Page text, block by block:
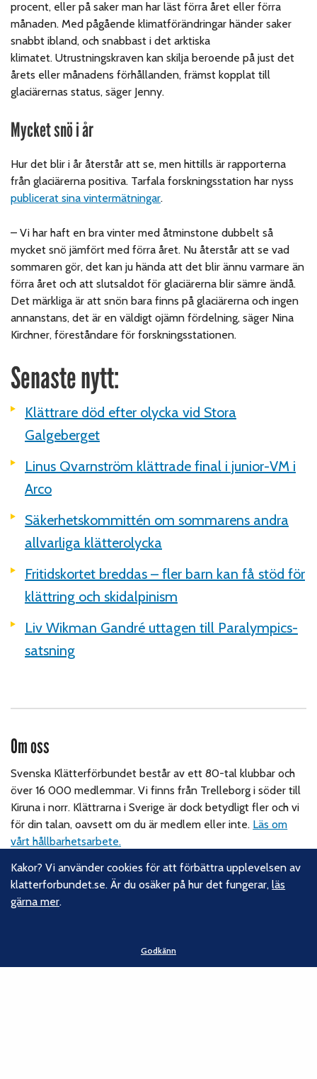
procent, eller på saker man har läst förra året eller förra
månaden. Med pågående klimatförändringar händer saker
snabbt ibland, och snabbast i det arktiska
klimatet. Utrustningskraven kan skilja beroende på just det
årets eller månadens förhållanden, främst kopplat till
glaciärernas status, säger Jenny.
Mycket snö i år
Hur det blir i år återstår att se, men hittills är rapporterna
från glaciärerna positiva. Tarfala forskningsstation har nyss
publicerat sina vintermätningar.
– Vi har haft en bra vinter med åtminstone dubbelt så
mycket snö jämfört med förra året. Nu återstår att se vad
sommaren gör, det kan ju hända att det blir ännu varmare än
förra året och att slutsaldot för glaciärerna blir sämre ändå.
Det märkliga är att snön bara finns på glaciärerna och ingen
annanstans, det är en väldigt ojämn fördelning, säger Nina
Kirchner, föreståndare för forskningsstationen.
Senaste nytt:
Klättrare död efter olycka vid Stora
Galgeberget
Linus Qvarnström klättrade final i junior-VM i
Arco
Säkerhetskommittén om sommarens andra
allvarliga klätterolycka
Fritidskortet breddas – fler barn kan få stöd för
klättring och skidalpinism
Liv Wikman Gandré uttagen till Paralympics-
satsning
Om oss
Svenska Klätterförbundet består av ett 80-tal klubbar och
över 16 000 medlemmar. Vi finns från Trelleborg i söder till
Kiruna i norr. Klättrarna i Sverige är dock betydligt fler och vi
för din talan, oavsett om du är medlem eller inte. Läs om
vårt hållbarhetsarbete.
Följ oss
Nyhetsbrev
Kakor? Vi använder cookies för att förbättra upplevelsen av
klatterforbundet.se. Är du osäker på hur det fungerar,läs
gärna mer.
Godkänn